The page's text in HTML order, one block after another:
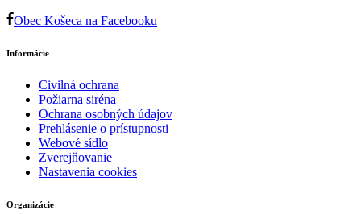
Obec Košeca na Facebooku
Informácie
Civilná ochrana
Požiarna siréna
Ochrana osobných údajov
Prehlásenie o prístupnosti
Webové sídlo
Zverejňovanie
Nastavenia cookies
Organizácie